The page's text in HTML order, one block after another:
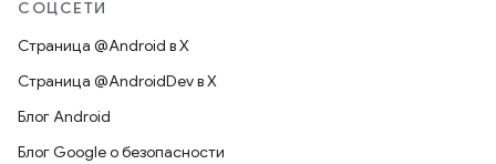
СОЦСЕТИ
Страница @Android в X
Страница @AndroidDev в X
Блог Android
Блог Google о безопасности